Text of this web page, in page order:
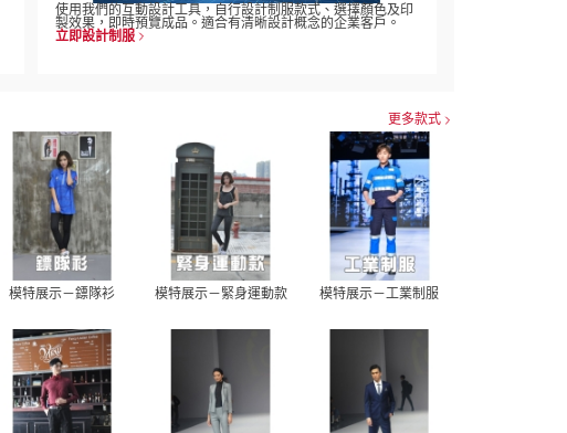
使用我們的互動設計工具，自行設計制服款式、選擇顏色及印
製效果，即時預覽成品。適合有清晰設計概念的企業客戶。
立即設計制服
更多款式
模特展示－鏢隊衫 模特展示－緊身運動款 模特展示－工業制服